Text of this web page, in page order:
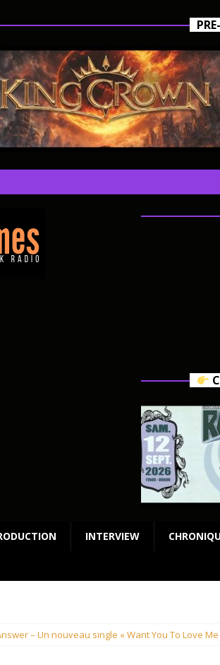
INTERVIEW
– Un nouveau single « Want You To Love Me